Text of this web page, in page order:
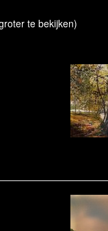
te bekijken)